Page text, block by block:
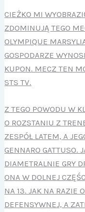
CIEŻKO MI
ZDOMINUJĄ TEGO
OLYMPIQUE
GOSPODARZE
KUPON. MECZ TEN
STS TV.
Z TEGO POWODU W
O ROZSTANIU Z
ZESPÓŁ LATEM, A
GENNARO GATTUSO.
DIAMETRALNIE GRY
ONA W DOLNEJ
NA 13. JAK NA RAZIE
DEFENSYWNEJ, A